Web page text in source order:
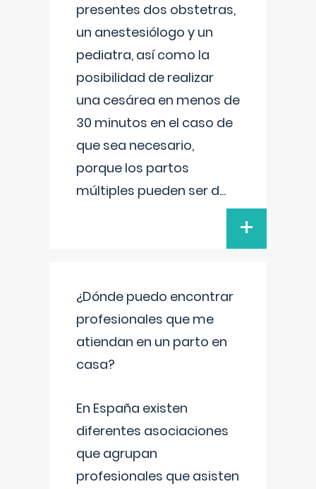
presentes dos obstetras,
un anestesiólogo y un
pediatra, así como la
posibilidad de realizar
una cesárea en menos de
30 minutos en el caso de
que sea necesario,
porque los partos
múltiples pueden ser d...
+
¿Dónde puedo encontrar
profesionales que me
atiendan en un parto en
casa?
En España existen
diferentes asociaciones
que agrupan
profesionales que asisten